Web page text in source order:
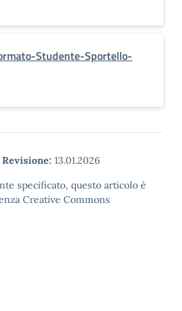
Studente-Sportello-
Revisione: 13.01.2026
specificato, questo articolo è
Creative Commons